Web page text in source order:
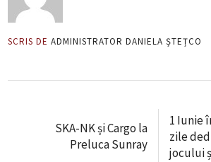
SCRIS DE ADMINISTRATOR DANIELA ȘTEȚCO
SKA-NK și Cargo la
Preluca Sunray
1 Iunie
zile
jocului